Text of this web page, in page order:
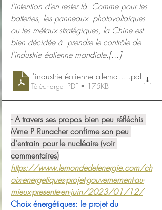
l’intention d’en rester là. Comme pour les
batteries, les panneaux  photovoltaïques
ou les métaux stratégiques, la Chine est
bien décidée à  prendre le contrôle de
l’industrie éolienne mondiale.[...]
l'industrie éolienne allemande à la peine
.pdf
Télécharger PDF • 175KB
- A travers ses propos bien peu réfléchis
Mme P Runacher confirme son peu
d'entrain pour le nucléaire (voir
commentaires)
https://www.lemondedelenergie.com/ch
oix-energetiques-projet-gouvernement-au-
mieux-presente-en-juin/2023/01/12/
Choix énergétiques: le projet du